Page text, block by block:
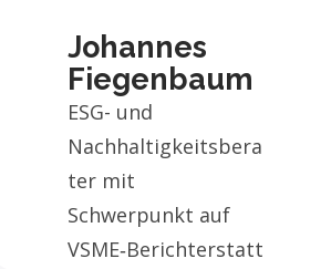
Johannes
Fiegenbaum
ESG- und
Nachhaltigkeitsbera
ter mit
Schwerpunkt auf
VSME‑Berichterstatt